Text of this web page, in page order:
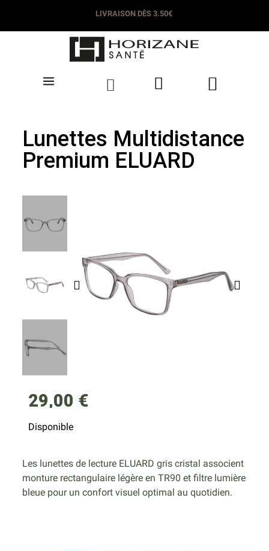
LIVRAISON DÈS 3.50€
Lunettes Multidistance
Premium ELUARD
29,00 €
Disponible
Les lunettes de lecture ELUARD gris cristal associent
monture rectangulaire légère en TR90 et filtre lumière
bleue pour un confort visuel optimal au quotidien.